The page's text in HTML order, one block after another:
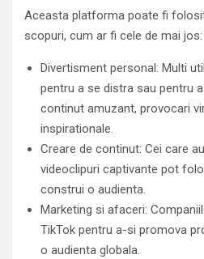
Aceasta platforma poate fi
scopuri, cum ar fi cele de mai jos:
Divertisment personal: Multi
pentru a se distra sau pentru
continut amuzant, provocari
inspirationale.
Creare de continut: Cei care
videoclipuri captivante pot
construi o audienta.
Marketing si afaceri:
TikTok pentru a-si promova
o audienta globala.